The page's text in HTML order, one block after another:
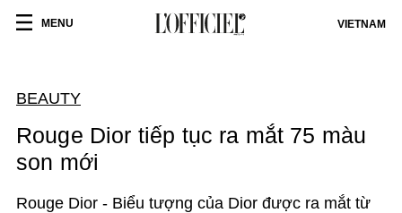
MENU VIETNAM
BEAUTY
Rouge Dior tiếp tục ra mắt 75 màu
son mới
Rouge Dior - Biểu tượng của Dior được ra mắt từ